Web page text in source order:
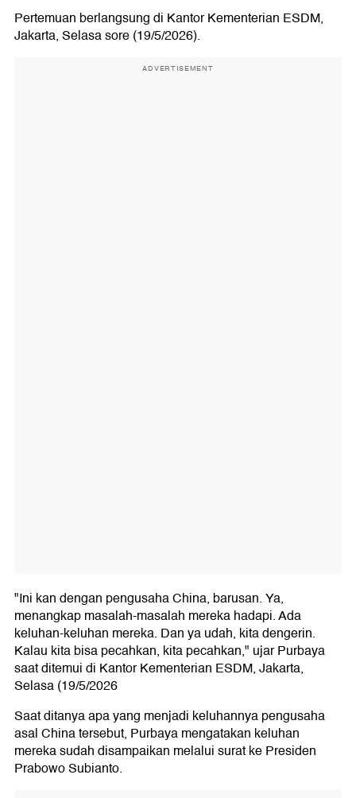
Pertemuan berlangsung di Kantor Kementerian ESDM,
Jakarta, Selasa sore (19/5/2026).
ADVERTISEMENT
"Ini kan dengan pengusaha China, barusan. Ya,
menangkap masalah-masalah mereka hadapi. Ada
keluhan-keluhan mereka. Dan ya udah, kita dengerin.
Kalau kita bisa pecahkan, kita pecahkan," ujar Purbaya
saat ditemui di Kantor Kementerian ESDM, Jakarta,
Selasa (19/5/2026
Saat ditanya apa yang menjadi keluhannya pengusaha
asal China tersebut, Purbaya mengatakan keluhan
mereka sudah disampaikan melalui surat ke Presiden
Prabowo Subianto.